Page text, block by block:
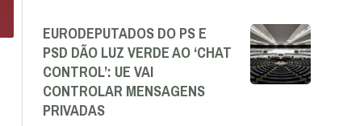
EURODEPUTADOS DO PS E
PSD DÃO LUZ VERDE AO ‘CHAT
CONTROL’: UE VAI
CONTROLAR MENSAGENS
PRIVADAS